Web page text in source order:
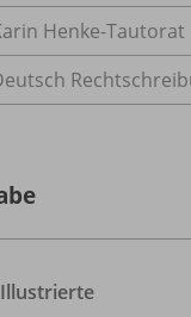
Henke-Tautorat